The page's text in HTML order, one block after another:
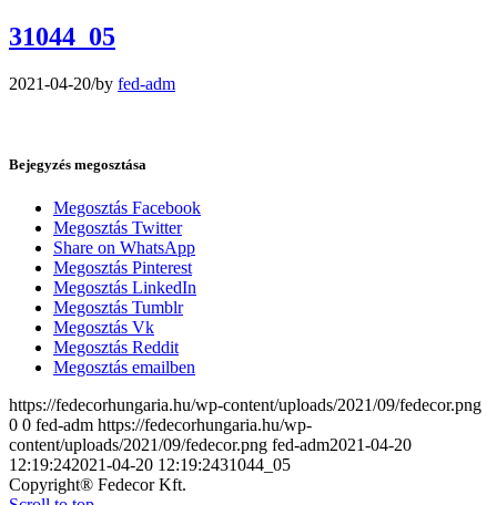
31044_05
2021-04-20/by fed-adm
Bejegyzés megosztása
Megosztás Facebook
Megosztás Twitter
Share on WhatsApp
Megosztás Pinterest
Megosztás LinkedIn
Megosztás Tumblr
Megosztás Vk
Megosztás Reddit
Megosztás emailben
https://fedecorhungaria.hu/wp-content/uploads/2021/09/fedecor.png
0 0 fed-adm https://fedecorhungaria.hu/wp-
content/uploads/2021/09/fedecor.png fed-adm2021-04-20
12:19:242021-04-20 12:19:2431044_05
Copyright® Fedecor Kft.